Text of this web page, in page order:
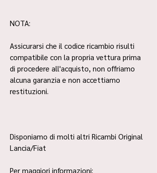
NOTA:
Assicurarsi che il codice ricambio risulti
compatibile con la propria vettura prima
di procedere all'acquisto, non offriamo
alcuna garanzia e non accettiamo
restituzioni.
Disponiamo di molti altri Ricambi Original
Lancia/Fiat
Per maggiori informazioni: